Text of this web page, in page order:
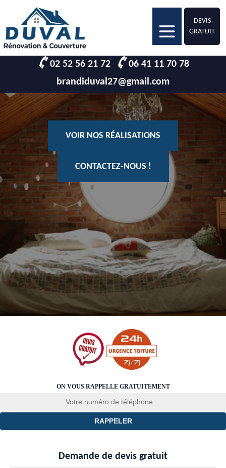
DEVIS
GRATUIT
02 52 56 21 72
06 41 11 70 78
brandiduval27@gmail.com
VOIR NOS RÉALISATIONS
CONTACTEZ-NOUS !
ON VOUS RAPPELLE GRATUITEMENT
Demande de devis gratuit